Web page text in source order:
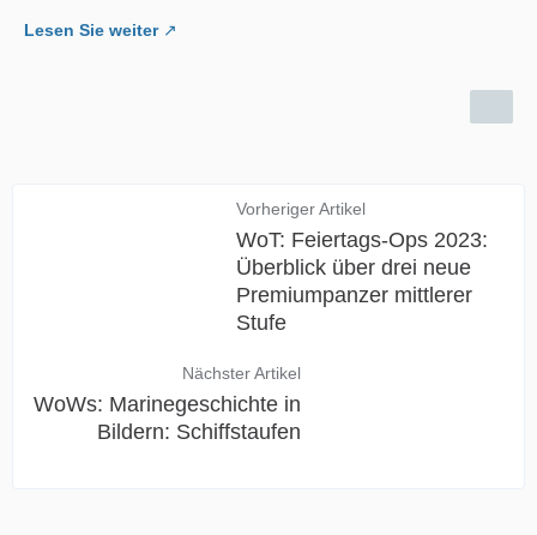
Lesen Sie weiter
Vorheriger Artikel
WoT: Feiertags-Ops 2023:
Überblick über drei neue
Premiumpanzer mittlerer
Stufe
Nächster Artikel
WoWs: Marinegeschichte in
Bildern: Schiffstaufen